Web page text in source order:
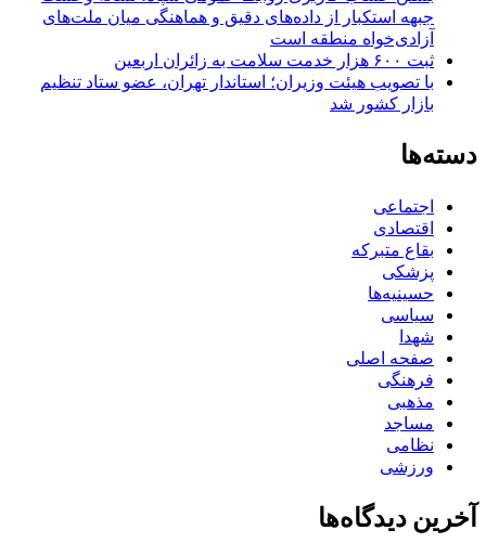
جبهه استکبار از داده‌های دقیق و هماهنگی میان ملت‌های
آزادی‌خواه منطقه است
ثبت ۶۰۰ هزار خدمت سلامت به زائران اربعین
با تصویب هیئت وزیران؛ استاندار تهران، عضو ستاد تنظیم
بازار کشور شد
دسته‌ها
اجتماعی
اقتصادی
بقاع متبرکه
پزشکی
حسینیه‌ها
سیاسی
شهدا
صفحه اصلی
فرهنگی
مذهبی
مساجد
نظامی
ورزشی
آخرین دیدگاه‌ها